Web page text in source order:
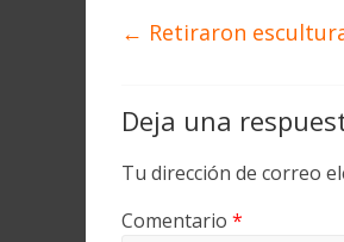
← Retiraron
Deja una
Tu dirección de correo
Comentario *